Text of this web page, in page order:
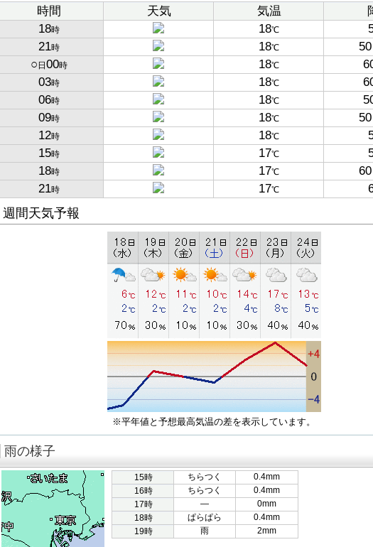
時間 天気 気温
18時 18℃
21時 18℃ 50
○ 日 00時 18℃
03時 18℃
06時 18℃
09時 18℃ 50
12時 18℃
15時 17℃
18時 17℃ 60
21時 17℃
週間天気予報
※平年値と予想最高気温の差を表示しています。
雨の様子
15時 ちらつく
0.4mm
16時
ちらつく
0.4mm
17時
―
0mm
18時
ぱらぱら
0.4mm
19時
雨 2mm